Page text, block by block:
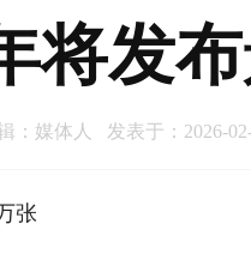
将发
：媒体人 发表于：2026-
张